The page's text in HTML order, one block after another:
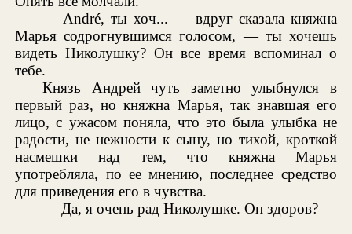
— André, ты хоч... — вдруг сказала княжна
Марья содрогнувшимся голосом, — ты хочешь
видеть Николушку? Он все время вспоминал о
тебе.
Князь Андрей чуть заметно улыбнулся в
первый раз, но княжна Марья, так знавшая его
лицо, с ужасом поняла, что это была улыбка не
радости, не нежности к сыну, но тихой, кроткой
насмешки над тем, что княжна Марья
употребляла, по ее мнению, последнее средство
для приведения его в чувства.
— Да, я очень рад Николушке. Он здоров?